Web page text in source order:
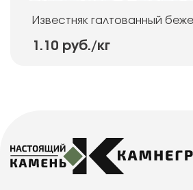
Известняк галтованный
1.10 руб./кг